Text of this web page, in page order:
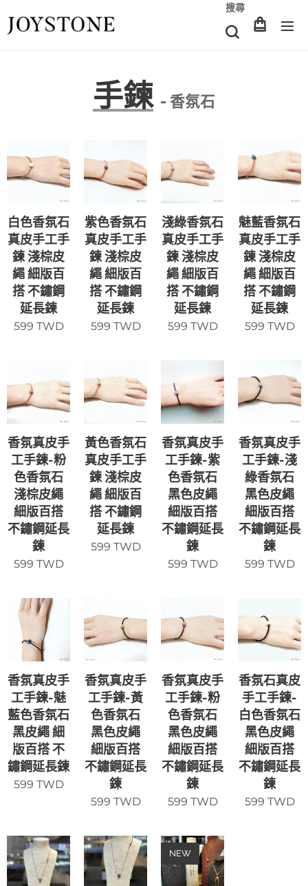
搜尋
手鍊 - 香氛石
白色香氛石
真皮手工手
鍊 淺棕皮
繩 細版百
搭 不鏽鋼
延長鍊
599 TWD
紫色香氛石
真皮手工手
鍊 淺棕皮
繩 細版百
搭 不鏽鋼
延長鍊
599 TWD
淺綠香氛石
真皮手工手
鍊 淺棕皮
繩 細版百
搭 不鏽鋼
延長鍊
599 TWD
魅藍香氛石
真皮手工手
鍊 淺棕皮
繩 細版百
搭 不鏽鋼
延長鍊
599 TWD
香氛真皮手
工手鍊-粉
色香氛石
淺棕皮繩
細版百搭
不鏽鋼延長
鍊
599 TWD
黃色香氛石
真皮手工手
鍊 淺棕皮
繩 細版百
搭 不鏽鋼
延長鍊
599 TWD
香氛真皮手
工手鍊-紫
色香氛石
黑色皮繩
細版百搭
不鏽鋼延長
鍊
599 TWD
香氛真皮手
工手鍊-淺
綠香氛石
黑色皮繩
細版百搭
不鏽鋼延長
鍊
599 TWD
香氛真皮手
工手鍊-魅
藍色香氛石
黑皮繩 細
版百搭 不
鏽鋼延長鍊
599 TWD
香氛真皮手
工手鍊-黃
色香氛石
黑色皮繩
細版百搭
不鏽鋼延長
鍊
599 TWD
香氛真皮手
工手鍊-粉
色香氛石
黑色皮繩
細版百搭
不鏽鋼延長
鍊
599 TWD
香氛石真皮
手工手鍊-
白色香氛石
黑色皮繩
細版百搭
不鏽鋼延長
鍊
599 TWD
NEW